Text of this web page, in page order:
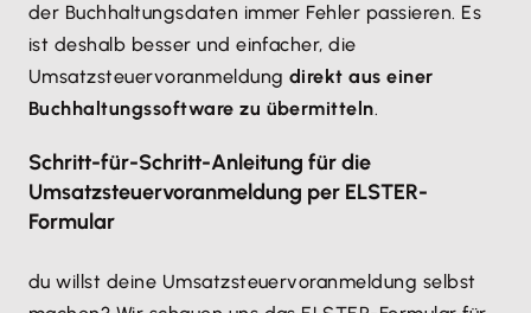
der Buchhaltungsdaten immer Fehler passieren. Es
ist deshalb besser und einfacher, die
Umsatzsteuervoranmeldung direkt aus einer
Buchhaltungssoftware zu übermitteln.
Schritt-für-Schritt-Anleitung für die
Umsatzsteuervoranmeldung per ELSTER-
Formular
du willst deine Umsatzsteuervoranmeldung selbst